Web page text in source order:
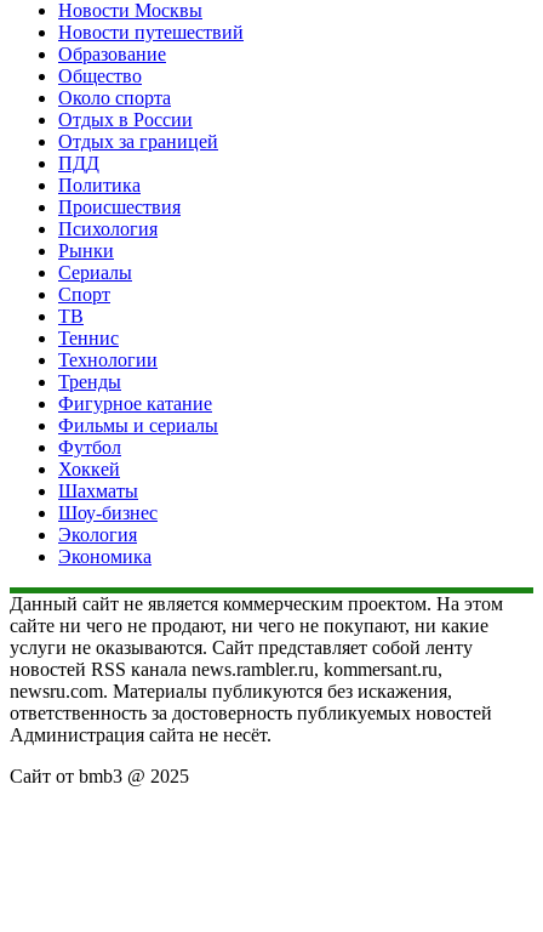
Новости Москвы
Новости путешествий
Образование
Общество
Около спорта
Отдых в России
Отдых за границей
ПДД
Политика
Происшествия
Психология
Рынки
Сериалы
Спорт
ТВ
Теннис
Технологии
Тренды
Фигурное катание
Фильмы и сериалы
Футбол
Хоккей
Шахматы
Шоу-бизнес
Экология
Экономика
Данный сайт не является коммерческим проектом. На этом
сайте ни чего не продают, ни чего не покупают, ни какие
услуги не оказываются. Сайт представляет собой ленту
новостей RSS канала news.rambler.ru, kommersant.ru,
newsru.com. Материалы публикуются без искажения,
ответственность за достоверность публикуемых новостей
Администрация сайта не несёт.
Сайт от bmb3 @ 2025